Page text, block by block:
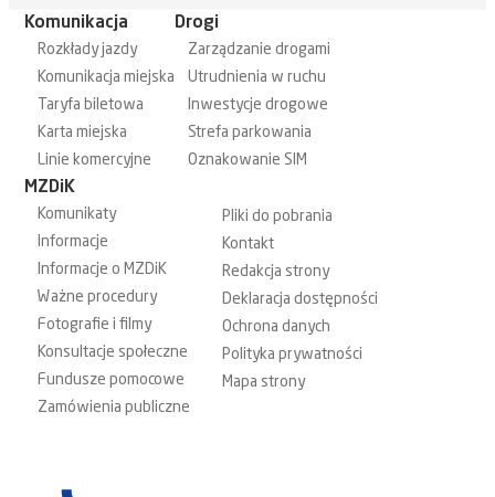
Komunikacja
Rozkłady jazdy
Komunikacja miejska
Taryfa biletowa
Karta miejska
Linie komercyjne
Drogi
Zarządzanie drogami
Utrudnienia w ruchu
Inwestycje drogowe
Strefa parkowania
Oznakowanie SIM
MZDiK
Komunikaty
Informacje
Informacje o MZDiK
Ważne procedury
Fotografie i filmy
Konsultacje społeczne
Fundusze pomocowe
Zamówienia publiczne
Pliki do pobrania
Kontakt
Redakcja strony
Deklaracja dostępności
Ochrona danych
Polityka prywatności
Mapa strony